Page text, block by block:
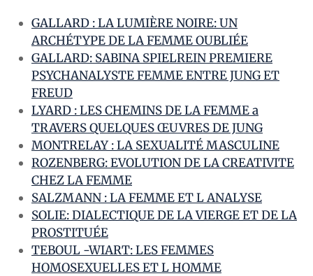
GALLARD : LA LUMIÈRE NOIRE: UN
ARCHÉTYPE DE LA FEMME OUBLIÉE
GALLARD: SABINA SPIELREIN PREMIERE
PSYCHANALYSTE FEMME ENTRE JUNG ET
FREUD
LYARD : LES CHEMINS DE LA FEMME a
TRAVERS QUELQUES ŒUVRES DE JUNG
MONTRELAY : LA SEXUALITÉ MASCULINE
ROZENBERG: EVOLUTION DE LA CREATIVITE
CHEZ LA FEMME
SALZMANN : LA FEMME ET L ANALYSE
SOLIE: DIALECTIQUE DE LA VIERGE ET DE LA
PROSTITUÉE
TEBOUL -WIART: LES FEMMES
HOMOSEXUELLES ET L HOMME